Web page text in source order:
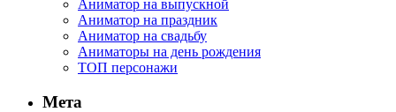
Аниматор на выпускной
Аниматор на праздник
Аниматор на свадьбу
Аниматоры на день рождения
ТОП персонажи
Мета